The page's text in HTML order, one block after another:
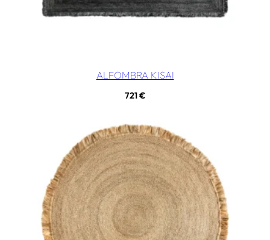
ALFOMBRA KISAI
721€